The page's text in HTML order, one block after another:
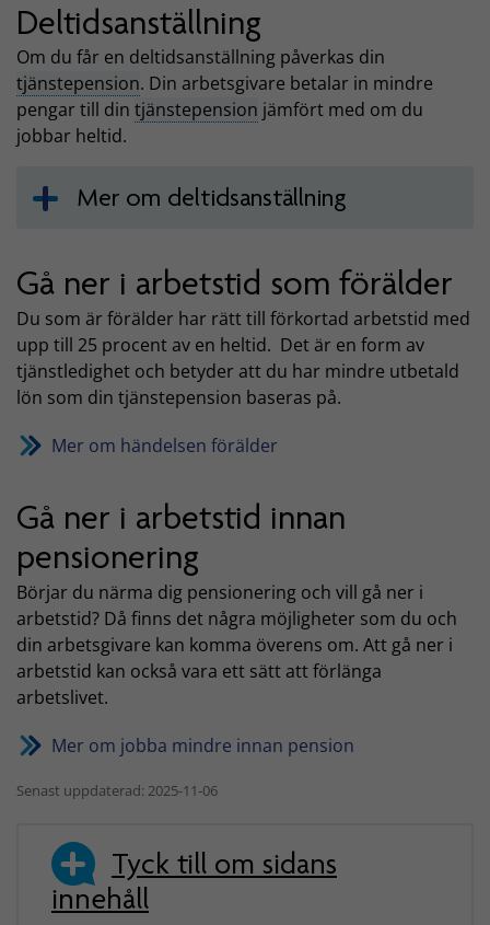
Deltidsanställning
Om du får en deltidsanställning påverkas din
tjänstepension. Din arbetsgivare betalar in mindre
pengar till din tjänstepension jämfört med om du
jobbar heltid.
Mer om deltidsanställning
Gå ner i arbetstid som förälder
Du som är förälder har rätt till förkortad arbetstid med
upp till 25 procent av en heltid. Det är en form av
tjänstledighet och betyder att du har mindre utbetald
lön som din tjänstepension baseras på.
Mer om händelsen förälder
Gå ner i arbetstid innan
pensionering
Börjar du närma dig pensionering och vill gå ner i
arbetstid? Då finns det några möjligheter som du och
din arbetsgivare kan komma överens om. Att gå ner i
arbetstid kan också vara ett sätt att förlänga
arbetslivet.
Mer om jobba mindre innan pension
Senast uppdaterad: 2025-11-06
Tyck till om sidans
innehåll